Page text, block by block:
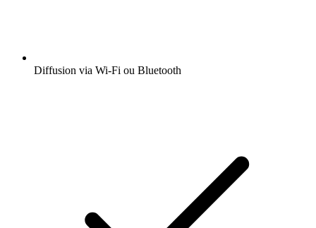
Diffusion via Wi-Fi ou Bluetooth